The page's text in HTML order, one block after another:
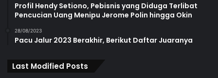
Profil Hendy Setiono, Pebisnis yang Diduga Terlibat
Pencucian Uang Menipu Jerome Polin hingga Okin
28/08/2023
Pacu Jalur 2023 Berakhir, Berikut Daftar Juaranya
Last Modified Posts